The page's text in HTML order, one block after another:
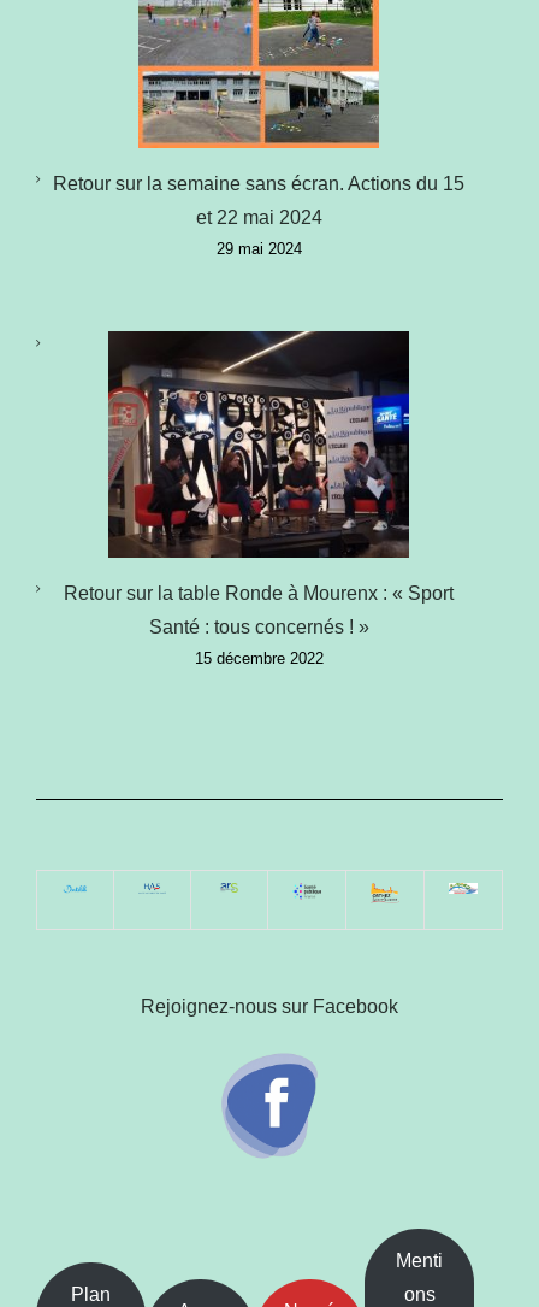
Retour sur la semaine sans écran. Actions du 15
et 22 mai 2024
29 mai 2024
Retour sur la table Ronde à Mourenx : « Sport
Santé : tous concernés ! »
15 décembre 2022
Rejoignez-nous sur Facebook
Plan
Menti
ons